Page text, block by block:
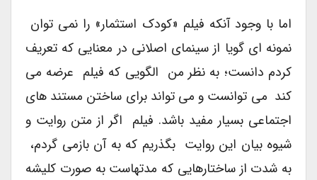
اما با وجود آنکه فیلم «کودک استثمار» را نمی توان
نمونه ای گویا از سینمای اصلانی در معنایی که تعریف
کردم دانست؛ به نظر من الگویی که فیلم عرضه می
کند می توانست و می تواند برای ساختن مستند های
اجتماعی بسیار مفید باشد. فیلم اگر از متن روایت و
شیوه بیان این روایت بگذریم که به آن بازمی گردم،
به شدت از ساختارهایی که مدتهاست به صورت کلیشه